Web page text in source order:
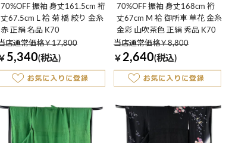
70%OFF 振袖 身丈161.5cm 裄
丈67.5cm L 袷 菊 橋 絞り 金糸
赤 正絹 名品 K70
店通常価格￥17,800
5,340(税込)
70%OFF 振袖 身丈168cm 裄
丈67cm M 袷 御所車 草花 金糸
金彩 山吹茶色 正絹 秀品 K70
当店通常価格￥8,800
￥ 2,640(税込)